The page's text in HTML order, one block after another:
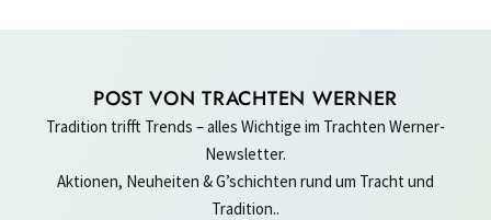
POST VON TRACHTEN WERNER
Tradition trifft Trends – alles Wichtige im Trachten Werner-
Newsletter.
Aktionen, Neuheiten & G’schichten rund um Tracht und
Tradition..